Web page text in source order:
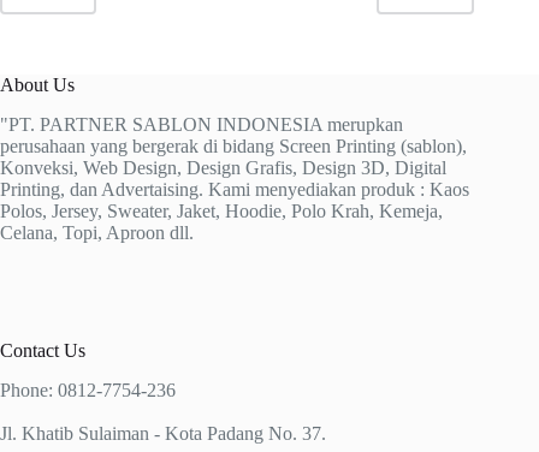
About Us
"PT. PARTNER SABLON INDONESIA merupkan
perusahaan yang bergerak di bidang Screen Printing (sablon),
Konveksi, Web Design, Design Grafis, Design 3D, Digital
Printing, dan Advertaising. Kami menyediakan produk : Kaos
Polos, Jersey, Sweater, Jaket, Hoodie, Polo Krah, Kemeja,
Celana, Topi, Aproon dll.
Contact Us
Phone: 0812-7754-236
Jl. Khatib Sulaiman - Kota Padang No. 37.